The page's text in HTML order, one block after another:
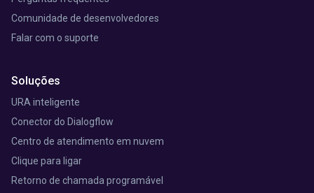
Soluções
URA inteligente
Conector do Dialogflow
Centro de atendimento em nuvem
Clique para ligar
Retorno de chamada programável
Comunidade de desenvolvedores
Falar com o suporte